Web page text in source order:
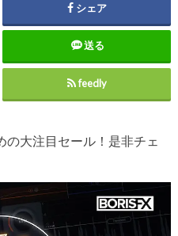
シェア
送る
feedly
の大注目セール！是非チェ